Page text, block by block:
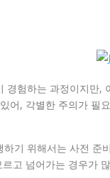
경험하는 과정이지만
어, 각별한 주의가 필
기 위해서는 사전
고 넘어가는 경우가